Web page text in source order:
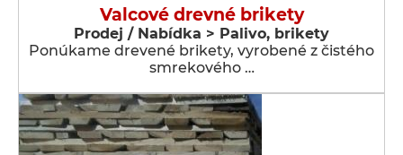
Valcové drevné brikety
Prodej / Nabídka > Palivo, brikety
Ponúkame drevené brikety, vyrobené z čistého
smrekového …